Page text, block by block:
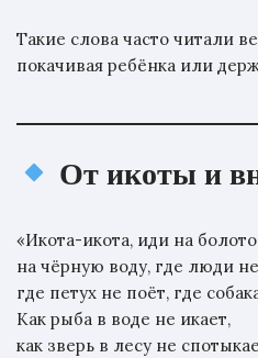
Такие слова часто читали
покачивая ребёнка или
От икоты и
«Икота-икота, иди на
на чёрную воду, где люди
где петух не поёт, где
Как рыба в воде не икает,
как зверь в лесу не